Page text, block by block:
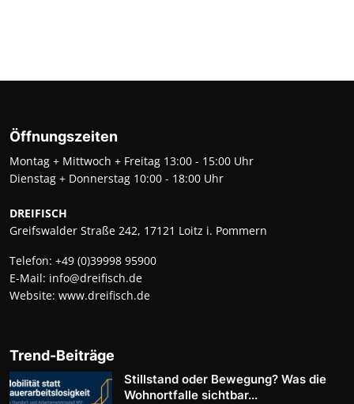
Öffnungszeiten
Montag + Mittwoch + Freitag 13:00 - 15:00 Uhr
Dienstag + Donnerstag 10:00 - 18:00 Uhr
DREIFISCH
Greifswalder Straße 242, 17121 Loitz i. Pommern
Telefon: +49 (0)39998 95900
E-Mail: info@dreifisch.de
Website: www.dreifisch.de
Trend-Beiträge
Stillstand oder Bewegung? Was die
Wohnortfalle sichtbar...